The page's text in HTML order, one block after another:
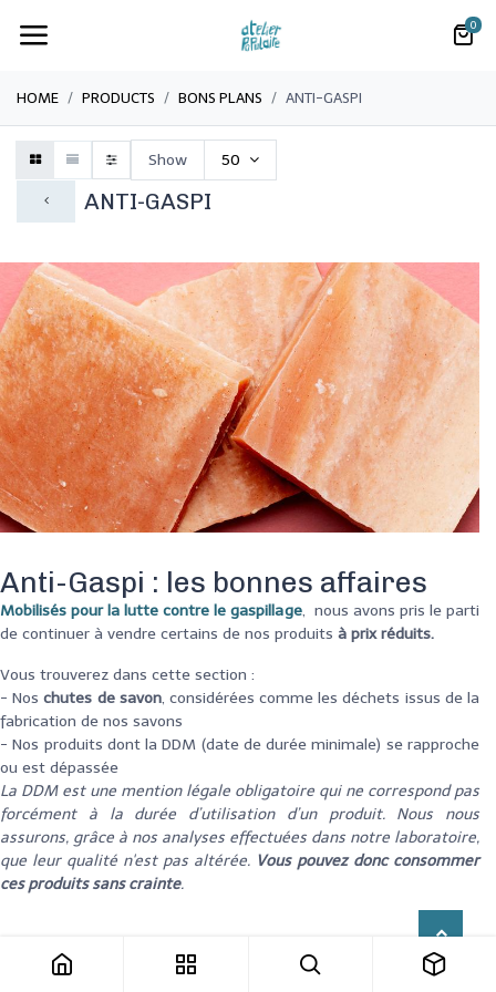
0
HOME PRODUCTS BONS PLANS ​ANTI-GASPI
​ANTI-GASPI
Show 50
Anti-Gaspi : les bonnes affaires
Mobilisés pour la lutte contre le gaspillage, nous avons pris le parti
de continuer à vendre certains de nos produits à prix réduits.
Vous trouverez dans cette section :
- Noschutes de savon, considérées comme les déchets issus de la
fabrication de nos savons
- Nos produits dont la DDM (date de durée minimale) se rapproche
ou est dépassée
La DDM est une mention légale obligatoire qui ne correspond pas
forcément à la durée d’utilisation d’un produit. Nous nous
assurons, grâce à nos analyses effectuées dans notre laboratoire,
que leur qualité n'est pas altérée. Vous pouvez donc consommer
ces produits sans crainte.